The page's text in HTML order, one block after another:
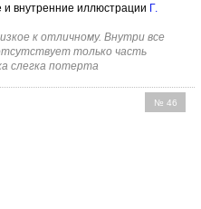
внутренние иллюстрации Г.
к отличному. Внутри все
только часть
слегка потерта
№ 46